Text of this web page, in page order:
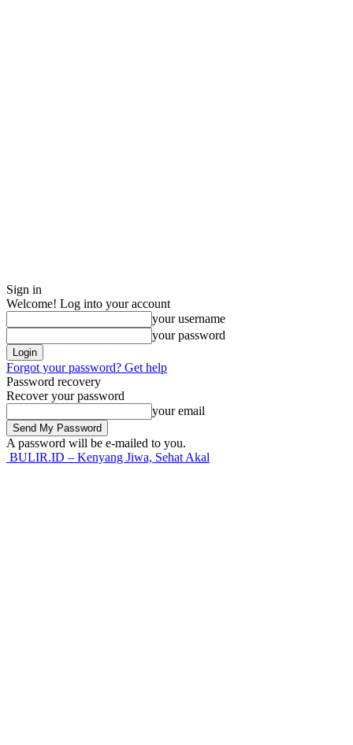
Sign in
Welcome! Log into your account
your username
your password
Forgot your password? Get help
Password recovery
Recover your password
your email
A password will be e-mailed to you.
BULIR.ID – Kenyang Jiwa, Sehat Akal